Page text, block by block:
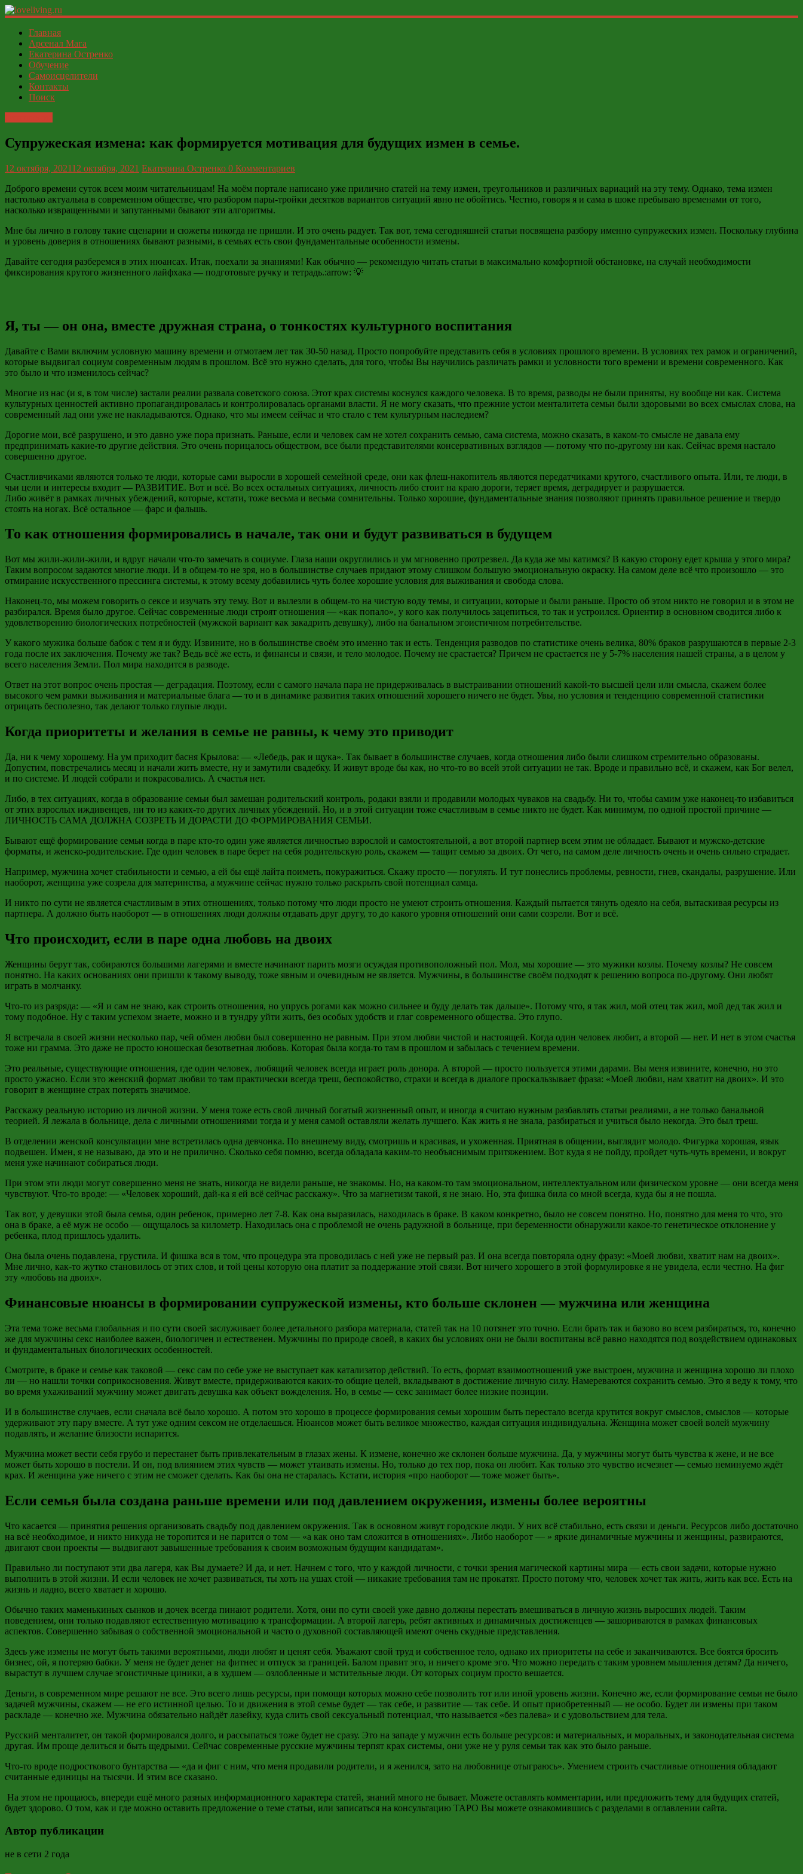
loveliving.ru
Современный
женский
ФСЁ
Главная
Арсенал Мага
Екатерина Остренко
Обучение
Самоисцелители
Контакты
Поиск
Супружеская измена: как формируется мотивация для будущих измен в семье.
12 октября, 202112 октября, 2021 Екатерина Остренко 0 Комментариев
Доброго времени суток всем моим читательницам! На моём портале написано уже прилично статей на тему измен, треугольников и различных вариаций на эту тему. Однако, тема измен
настолько актуальна в современном обществе, что разбором пары-тройки десятков вариантов ситуаций явно не обойтись. Честно, говоря я и сама в шоке пребываю временами от того,
насколько извращенными и запутанными бывают эти алгоритмы.
Мне бы лично в голову такие сценарии и сюжеты никогда не пришли. И это очень радует. Так вот, тема сегодняшней статьи посвящена разбору именно супружеских измен. Поскольку глубина
и уровень доверия в отношениях бывают разными, в семьях есть свои фундаментальные особенности измены.
Давайте сегодня разберемся в этих нюансах. Итак, поехали за знаниями! Как обычно — рекомендую читать статьи в максимально комфортной обстановке, на случай необходимости
фиксирования крутого жизненного лайфхака — подготовьте ручку и тетрадь.:arrow: 💡
Я, ты — он она, вместе дружная страна, о тонкостях культурного воспитания
Давайте с Вами включим условную машину времени и отмотаем лет так 30-50 назад. Просто попробуйте представить себя в условиях прошлого времени. В условиях тех рамок и ограничений,
которые выдвигал социум современным людям в прошлом. Всё это нужно сделать, для того, чтобы Вы научились различать рамки и условности того времени и времени современного. Как
это было и что изменилось сейчас?
Многие из нас (и я, в том числе) застали реалии развала советского союза. Этот крах системы коснулся каждого человека. В то время, разводы не были приняты, ну вообще ни как. Система
культурных ценностей активно пропагандировалась и контролировалась органами власти. Я не могу сказать, что прежние устои менталитета семьи были здоровыми во всех смыслах слова, на
современный лад они уже не накладываются. Однако, что мы имеем сейчас и что стало с тем культурным наследием?
Дорогие мои, всё разрушено, и это давно уже пора признать. Раньше, если и человек сам не хотел сохранить семью, сама система, можно сказать, в каком-то смысле не давала ему
предпринимать какие-то другие действия. Это очень порицалось обществом, все были представителями консервативных взглядов — потому что по-другому ни как. Сейчас время настало
совершенно другое.
Счастливчиками являются только те люди, которые сами выросли в хорошей семейной среде, они как флеш-накопитель являются передатчиками крутого, счастливого опыта. Или, те люди, в
чьи цели и интересы входит — РАЗВИТИЕ. Вот и всё. Во всех остальных ситуациях, личность либо стоит на краю дороги, теряет время, деградирует и разрушается.
Либо живёт в рамках личных убеждений, которые, кстати, тоже весьма и весьма сомнительны. Только хорошие, фундаментальные знания позволяют принять правильное решение и твердо
стоять на ногах. Всё остальное — фарс и фальшь.
То как отношения формировались в начале, так они и будут развиваться в будущем
Вот мы жили-жили-жили, и вдруг начали что-то замечать в социуме. Глаза наши округлились и ум мгновенно протрезвел. Да куда же мы катимся? В какую сторону едет крыша у этого мира?
Таким вопросом задаются многие люди. И в общем-то не зря, но в большинстве случаев придают этому слишком большую эмоциональную окраску. На самом деле всё что произошло — это
отмирание искусственного прессинга системы, к этому всему добавились чуть более хорошие условия для выживания и свобода слова.
Наконец-то, мы можем говорить о сексе и изучать эту тему. Вот и вылезли в общем-то на чистую воду темы, и ситуации, которые и были раньше. Просто об этом никто не говорил и в этом не
разбирался. Время было другое. Сейчас современные люди строят отношения — «как попало», у кого как получилось зацепиться, то так и устроился. Ориентир в основном сводится либо к
удовлетворению биологических потребностей (мужской вариант как закадрить девушку), либо на банальном эгоистичном потребительстве.
У какого мужика больше бабок с тем я и буду. Извините, но в большинстве своём это именно так и есть. Тенденция разводов по статистике очень велика, 80% браков разрушаются в первые 2-3
года после их заключения. Почему же так? Ведь всё же есть, и финансы и связи, и тело молодое. Почему не срастается? Причем не срастается не у 5-7% населения нашей страны, а в целом у
всего населения Земли. Пол мира находится в разводе.
Ответ на этот вопрос очень простая — деградация. Поэтому, если с самого начала пара не придерживалась в выстраивании отношений какой-то высшей цели или смысла, скажем более
высокого чем рамки выживания и материальные блага — то и в динамике развития таких отношений хорошего ничего не будет. Увы, но условия и тенденцию современной статистики
отрицать бесполезно, так делают только глупые люди.
Когда приоритеты и желания в семье не равны, к чему это приводит
Да, ни к чему хорошему. На ум приходит басня Крылова: — «Лебедь, рак и щука». Так бывает в большинстве случаев, когда отношения либо были слишком стремительно образованы.
Допустим, повстречались месяц и начали жить вместе, ну и замутили свадебку. И живут вроде бы как, но что-то во всей этой ситуации не так. Вроде и правильно всё, и скажем, как Бог велел,
и по системе. И людей собрали и покрасовались. А счастья нет.
Либо, в тех ситуациях, когда в образование семьи был замешан родительский контроль, родаки взяли и продавили молодых чуваков на свадьбу. Ни то, чтобы самим уже наконец-то избавиться
от этих взрослых иждивенцев, ни то из каких-то других личных убеждений. Но, и в этой ситуации тоже счастливым в семье никто не будет. Как минимум, по одной простой причине —
ЛИЧНОСТЬ САМА ДОЛЖНА СОЗРЕТЬ И ДОРАСТИ ДО ФОРМИРОВАНИЯ СЕМЬИ.
Бывают ещё формирование семьи когда в паре кто-то один уже является личностью взрослой и самостоятельной, а вот второй партнер всем этим не обладает. Бывают и мужско-детские
форматы, и женско-родительские. Где один человек в паре берет на себя родительскую роль, скажем — тащит семью за двоих. От чего, на самом деле личность очень и очень сильно страдает.
Например, мужчина хочет стабильности и семью, а ей бы ещё лайта поиметь, покуражиться. Скажу просто — погулять. И тут понеслись проблемы, ревности, гнев, скандалы, разрушение. Или
наоборот, женщина уже созрела для материнства, а мужчине сейчас нужно только раскрыть свой потенциал самца.
И никто по сути не является счастливым в этих отношениях, только потому что люди просто не умеют строить отношения. Каждый пытается тянуть одеяло на себя, вытаскивая ресурсы из
партнера. А должно быть наоборот — в отношениях люди должны отдавать друг другу, то до какого уровня отношений они сами созрели. Вот и всё.
Что происходит, если в паре одна любовь на двоих
Женщины берут так, собираются большими лагерями и вместе начинают парить мозги осуждая противоположный пол. Мол, мы хорошие — это мужики козлы. Почему козлы? Не совсем
понятно. На каких основаниях они пришли к такому выводу, тоже явным и очевидным не является. Мужчины, в большинстве своём подходят к решению вопроса по-другому. Они любят
играть в молчанку.
Что-то из разряда: — «Я и сам не знаю, как строить отношения, но упрусь рогами как можно сильнее и буду делать так дальше». Потому что, я так жил, мой отец так жил, мой дед так жил и
тому подобное. Ну с таким успехом знаете, можно и в тундру уйти жить, без особых удобств и глаг современного общества. Это глупо.
Я встречала в своей жизни несколько пар, чей обмен любви был совершенно не равным. При этом любви чистой и настоящей. Когда один человек любит, а второй — нет. И нет в этом счастья
тоже ни грамма. Это даже не просто юношеская безответная любовь. Которая была когда-то там в прошлом и забылась с течением времени.
Это реальные, существующие отношения, где один человек, любящий человек всегда играет роль донора. А второй — просто пользуется этими дарами. Вы меня извините, конечно, но это
просто ужасно. Если это женский формат любви то там практически всегда треш, беспокойство, страхи и всегда в диалоге проскальзывает фраза: «Моей любви, нам хватит на двоих». И это
говорит в женщине страх потерять значимое.
Расскажу реальную историю из личной жизни. У меня тоже есть свой личный богатый жизненный опыт, и иногда я считаю нужным разбавлять статьи реалиями, а не только банальной
теорией. Я лежала в больнице, дела с личными отношениями тогда и у меня самой оставляли желать лучшего. Как жить я не знала, разбираться и учиться было некогда. Это был треш.
В отделении женской консультации мне встретилась одна девчонка. По внешнему виду, смотришь и красивая, и ухоженная. Приятная в общении, выглядит молодо. Фигурка хорошая, язык
подвешен. Имен, я не называю, да это и не прилично. Сколько себя помню, всегда обладала каким-то необъяснимым притяжением. Вот куда я не пойду, пройдет чуть-чуть времени, и вокруг
меня уже начинают собираться люди.
При этом эти люди могут совершенно меня не знать, никогда не видели раньше, не знакомы. Но, на каком-то там эмоциональном, интеллектуальном или физическом уровне — они всегда меня
чувствуют. Что-то вроде: — «Человек хороший, дай-ка я ей всё сейчас расскажу». Что за магнетизм такой, я не знаю. Но, эта фишка била со мной всегда, куда бы я не пошла.
Так вот, у девушки этой была семья, один ребенок, примерно лет 7-8. Как она выразилась, находилась в браке. В каком конкретно, было не совсем понятно. Но, понятно для меня то что, это
она в браке, а её муж не особо — ощущалось за километр. Находилась она с проблемой не очень радужной в больнице, при беременности обнаружили какое-то генетическое отклонение у
ребенка, плод пришлось удалить.
Она была очень подавлена, грустила. И фишка вся в том, что процедура эта проводилась с ней уже не первый раз. И она всегда повторяла одну фразу: «Моей любви, хватит нам на двоих».
Мне лично, как-то жутко становилось от этих слов, и той цены которую она платит за поддержание этой связи. Вот ничего хорошего в этой формулировке я не увидела, если честно. На фиг
эту «любовь на двоих».
Финансовые нюансы в формировании супружеской измены, кто больше склонен — мужчина или женщина
Эта тема тоже весьма глобальная и по сути своей заслуживает более детального разбора материала, статей так на 10 потянет это точно. Если брать так и базово во всем разбираться, то, конечно
же для мужчины секс наиболее важен, биологичен и естественен. Мужчины по природе своей, в каких бы условиях они не были воспитаны всё равно находятся под воздействием одинаковых
и фундаментальных биологических особенностей.
Смотрите, в браке и семье как таковой — секс сам по себе уже не выступает как катализатор действий. То есть, формат взаимоотношений уже выстроен, мужчина и женщина хорошо ли плохо
ли — но нашли точки соприкосновения. Живут вместе, придерживаются каких-то общие целей, вкладывают в достижение личную силу. Намереваются сохранить семью. Это я веду к тому, что
во время ухаживаний мужчину может двигать девушка как объект вожделения. Но, в семье — секс занимает более низкие позиции.
И в большинстве случаев, если сначала всё было хорошо. А потом это хорошо в процессе формирования семьи хорошим быть перестало всегда крутится вокруг смыслов, смыслов — которые
удерживают эту пару вместе. А тут уже одним сексом не отделаешься. Нюансов может быть великое множество, каждая ситуация индивидуальна. Женщина может своей волей мужчину
подавлять, и желание близости испарится.
Мужчина может вести себя грубо и перестанет быть привлекательным в глазах жены. К измене, конечно же склонен больше мужчина. Да, у мужчины могут быть чувства к жене, и не все
может быть хорошо в постели. И он, под влиянием этих чувств — может утаивать измены. Но, только до тех пор, пока он любит. Как только это чувство исчезнет — семью неминуемо ждёт
крах. И женщина уже ничего с этим не сможет сделать. Как бы она не старалась. Кстати, история «про наоборот — тоже может быть».
Если семья была создана раньше времени или под давлением окружения, измены более вероятны
Что касается — принятия решения организовать свадьбу под давлением окружения. Так в основном живут городские люди. У них всё стабильно, есть связи и деньги. Ресурсов либо достаточно
на всё необходимое, и никто никуда не торопится и не парится о том — «а как оно там сложится в отношениях». Либо наоборот — » яркие динамичные мужчины и женщины, развираются,
двигают свои проекты — выдвигают завышенные требования к своим возможным будущим кандидатам».
Правильно ли поступают эти два лагеря, как Вы думаете? И да, и нет. Начнем с того, что у каждой личности, с точки зрения магической картины мира — есть свои задачи, которые нужно
выполнить в этой жизни. И если человек не хочет развиваться, ты хоть на ушах стой — никакие требования там не прокатят. Просто потому что, человек хочет так жить, жить как все. Есть на
жизнь и ладно, всего хватает и хорошо.
Обычно таких маменькиных сынков и дочек всегда пинают родители. Хотя, они по сути своей уже давно должны перестать вмешиваться в личную жизнь выросших людей. Таким
поведением, они только подавляют естественную мотивацию к трансформации. А второй лагерь, ребят активных и динамичных достиженцев — зашориваются в рамках финансовых
аспектов. Совершенно забывая о собственной эмоциональной и часто о духовной составляющей имеют очень скудные представления.
Здесь уже измены не могут быть такими вероятными, люди любят и ценят себя. Уважают свой труд и собственное тело, однако их приоритеты на себе и заканчиваются. Все боятся бросить
бизнес, ой, я потеряю бабки. У меня не будет денег на фитнес и отпуск за границей. Балом правит эго, и ничего кроме эго. Что можно передать с таким уровнем мышления детям? Да ничего,
вырастут в лучшем случае эгоистичные циники, а в худшем — озлобленные и мстительные люди. От которых социум просто вешается.
Деньги, в современном мире решают не все. Это всего лишь ресурсы, при помощи которых можно себе позволить тот или иной уровень жизни. Конечно же, если формирование семьи не было
задачей мужчины, скажем — не его истинной целью. То и движения в этой семье будет — так себе, и развитие — так себе. И опыт приобретенный — не особо. Будет ли измены при таком
раскладе — конечно же. Мужчина обязательно найдёт лазейку, куда слить свой сексуальный потенциал, что называется «без палева» и с удовольствием для тела.
Русский менталитет, он такой формировался долго, и рассыпаться тоже будет не сразу. Это на западе у мужчин есть больше ресурсов: и материальных, и моральных, и законодательная система
другая. Им проще делиться и быть щедрыми. Сейчас современные русские мужчины терпят крах системы, они уже не у руля семьи так как это было раньше.
Что-то вроде подросткового бунтарства — «да и фиг с ним, что меня продавили родители, и я женился, зато на любовнице отыграюсь». Умением строить счастливые отношения обладают
считанные единицы на тысячи. И этим все сказано.
На этом не прощаюсь, впереди ещё много разных информационного характера статей, знаний много не бывает. Можете оставлять комментарии, или предложить тему для будущих статей,
будет здорово. О том, как и где можно оставить предложение о теме статьи, или записаться на консультацию ТАРО Вы можете ознакомившись с разделами в оглавлении сайта.
Автор публикации
не в сети 2 года